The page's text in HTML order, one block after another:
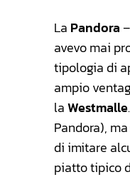
La Pandora
avevo mai
tipologia di
ampio
laWestmalle
Pandora),
di imitare
piatto tipico